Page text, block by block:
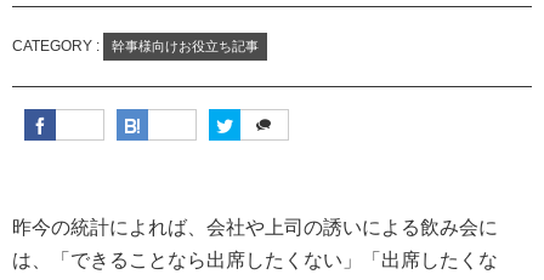
CATEGORY : 幹事様向けお役立ち記事
昨今の統計によれば、会社や上司の誘いによる飲み会に
は、「できることなら出席したくない」「出席したくな